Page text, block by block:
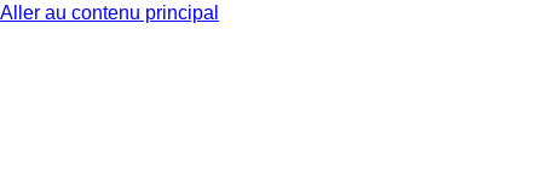
Aller au contenu principal